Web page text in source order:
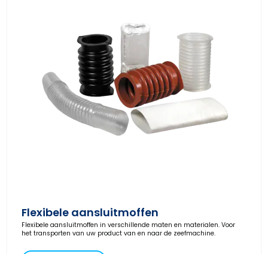
Flexibele aansluitmoffen
Flexibele aansluitmoffen in verschillende maten en materialen. Voor
het transporten van uw product van en naar de zeefmachine.